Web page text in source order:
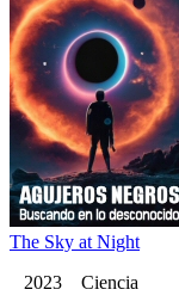
The Sky at Night
2023 Ciencia